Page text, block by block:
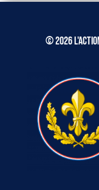
© 2026